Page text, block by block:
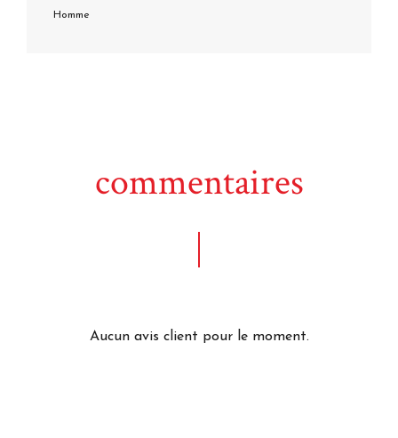
Homme
commentaires
Aucun avis client pour le moment.